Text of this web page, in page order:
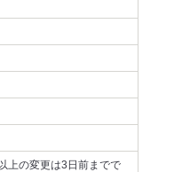
上の変更は3日前までで